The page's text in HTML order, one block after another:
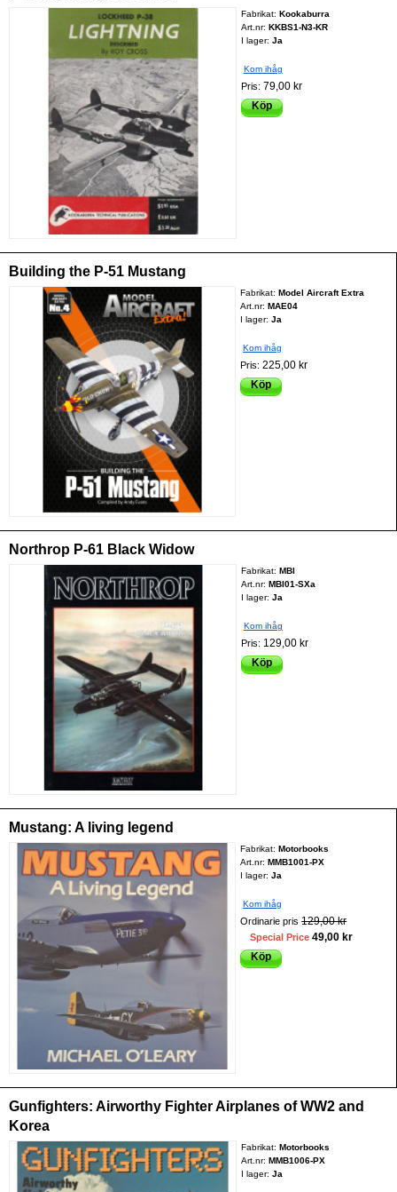
Fabrikat: Kookaburra
Art.nr: KKBS1-N3-KR
I lager: Ja
Kom ihåg
Pris: 79,00 kr
Köp
Building the P-51 Mustang
Fabrikat:Model Aircraft Extra
Art.nr:MAE04
I lager: Ja
Kom ihåg
Pris:225,00 kr
Köp
Northrop P-61 Black Widow
Fabrikat: MBI
Art.nr: MBI01-SXa
I lager: Ja
Kom ihåg
Pris: 129,00 kr
Köp
Mustang: A living legend
Fabrikat: Motorbooks
Art.nr: MMB1001-PX
I lager: Ja
Kom ihåg
Ordinarie pris 129,00 kr
Special Price 49,00 kr
Köp
Gunfighters: Airworthy Fighter Airplanes of WW2 and
Korea
Fabrikat: Motorbooks
Art.nr: MMB1006-PX
I lager: Ja